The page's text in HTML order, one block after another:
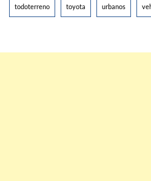
todoterreno toyota urbanos